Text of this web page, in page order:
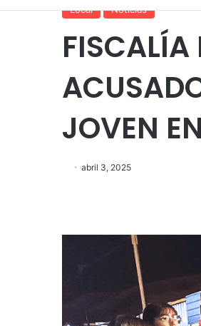
Local Noticias
FISCALÍA
JOVEN
abril 3, 2025